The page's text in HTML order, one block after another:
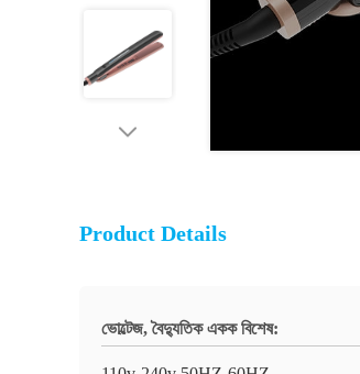
Product Details
ভোল্টেজ, বৈদ্যুতিক একক বিশেষ: